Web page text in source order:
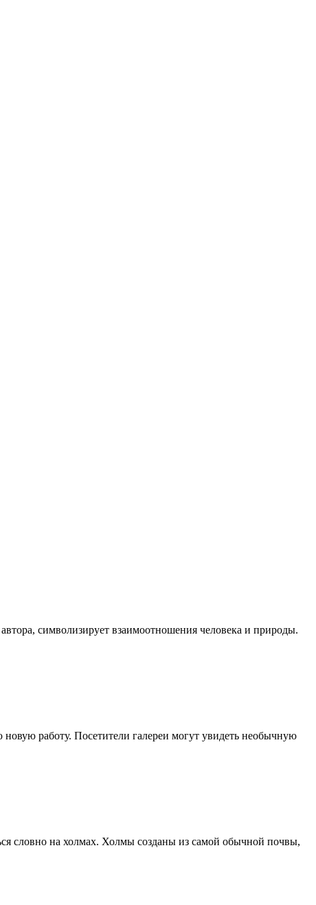
символизирует взаимоотношения человека и природы.
работу. Посетители галереи могут увидеть необычную
словно на холмах. Холмы созданы из самой обычной почвы,